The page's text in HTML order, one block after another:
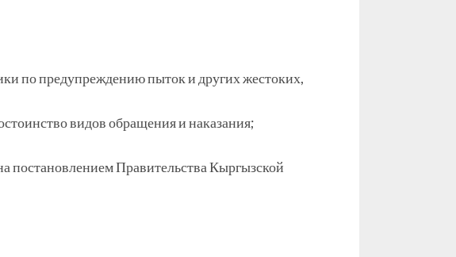
по предупреждению пыток и других жестоких,
видов обращения и наказания;
постановлением Правительства Кыргызской